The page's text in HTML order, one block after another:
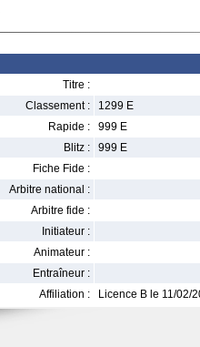
Titre :
Classement :
1299 E
Rapide :
999 E
Blitz :
999 E
Fiche Fide :
Arbitre national :
Arbitre fide :
Initiateur :
Animateur :
Entraîneur :
Affiliation :
Licence B le 11/02/